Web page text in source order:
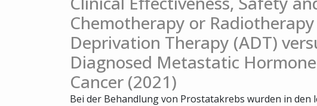
Chemotherapy or
Deprivation Therapy (ADT)
Diagnosed Metastatic
Cancer (2021)
Bei der Behandlung von Prostatakrebs wurden in